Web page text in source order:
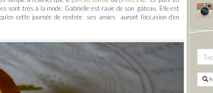
sont très à la mode. Gabrielle est ravie de son gâteau. Elle est
cette journée de rentrée ses amies auront l’occasion d’en